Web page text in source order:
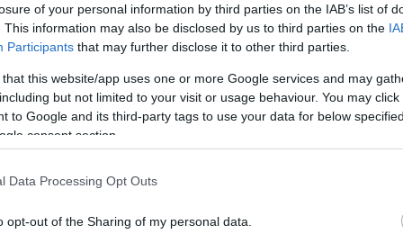
of your personal information by third parties on the IAB’s list of
This information may also be disclosed by us to third parties on the
Participants that may further disclose it to other third parties.
that this website/app uses one or more Google services and may
but not limited to your visit or usage behaviour. You may
to Google and its third-party tags to use your data for below
consent section.
Data Processing Opt Outs
opt-out of the Sharing of my personal data.
ηλεκτρικών συσκευών
αντικατάσταση παλαιών ηλεκτρικών
των φόρων σε 48 δόσεις
η υποβολή – Σε 8 δόσεις, από το τέλος